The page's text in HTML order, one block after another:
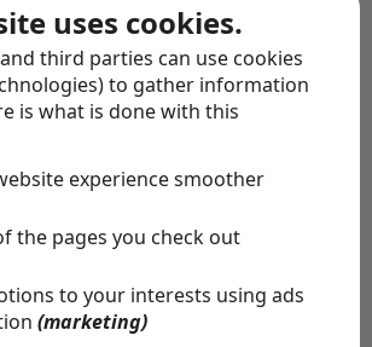
uses cookies.
third parties can use cookies
to gather information
is what is done with this
experience smoother
the pages you check out
to your interests using ads
(marketing)
vertrouwenscrisis als gevolg.
Marike van Lier Lels stapte
oordeelde dat er een
om aan het beleid van de RvC te
bestuur buiten spel te zetten en het
te betreden. De strijd om de Telegraaf
escaleerde eveneens, maar met
voor de raad van
Na duidelijke waarschuwingen aan het